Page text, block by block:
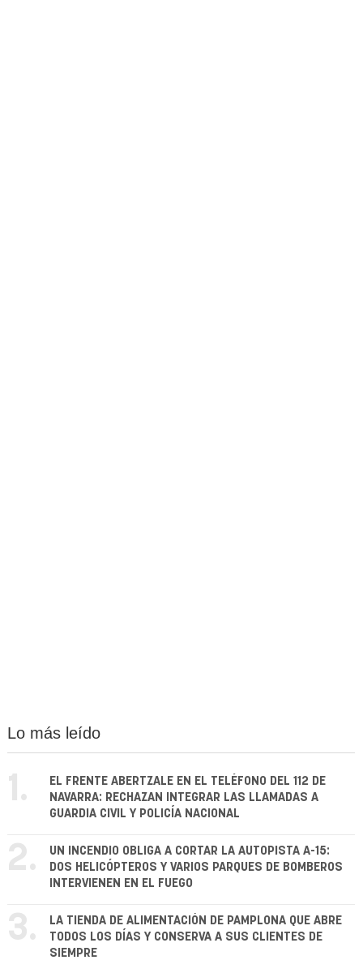
Lo más leído
1.
EL FRENTE ABERTZALE EN EL TELÉFONO DEL 112 DE
NAVARRA: RECHAZAN INTEGRAR LAS LLAMADAS A
GUARDIA CIVIL Y POLICÍA NACIONAL
2.
UN INCENDIO OBLIGA A CORTAR LA AUTOPISTA A-15:
DOS HELICÓPTEROS Y VARIOS PARQUES DE BOMBEROS
INTERVIENEN EN EL FUEGO
3.
LA TIENDA DE ALIMENTACIÓN DE PAMPLONA QUE ABRE
TODOS LOS DÍAS Y CONSERVA A SUS CLIENTES DE
SIEMPRE